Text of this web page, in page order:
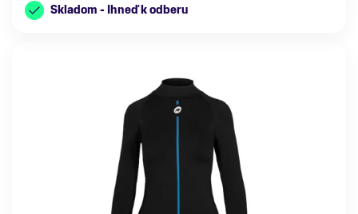
Skladom - Ihneď k odberu